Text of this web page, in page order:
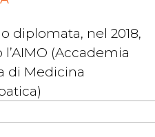
diplomata, nel 2018,
l’AIMO (Accademia
di Medicina